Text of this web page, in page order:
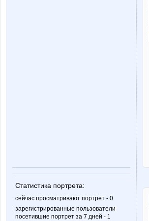
Статистика портрета:
сейчас просматривают портрет - 0
зарегистрированные пользователи
посетившие портрет за 7 дней - 1